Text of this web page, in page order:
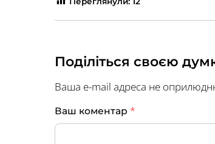
Поділіться своєю
Ваша e-mail адреса не
Ваш коментар *